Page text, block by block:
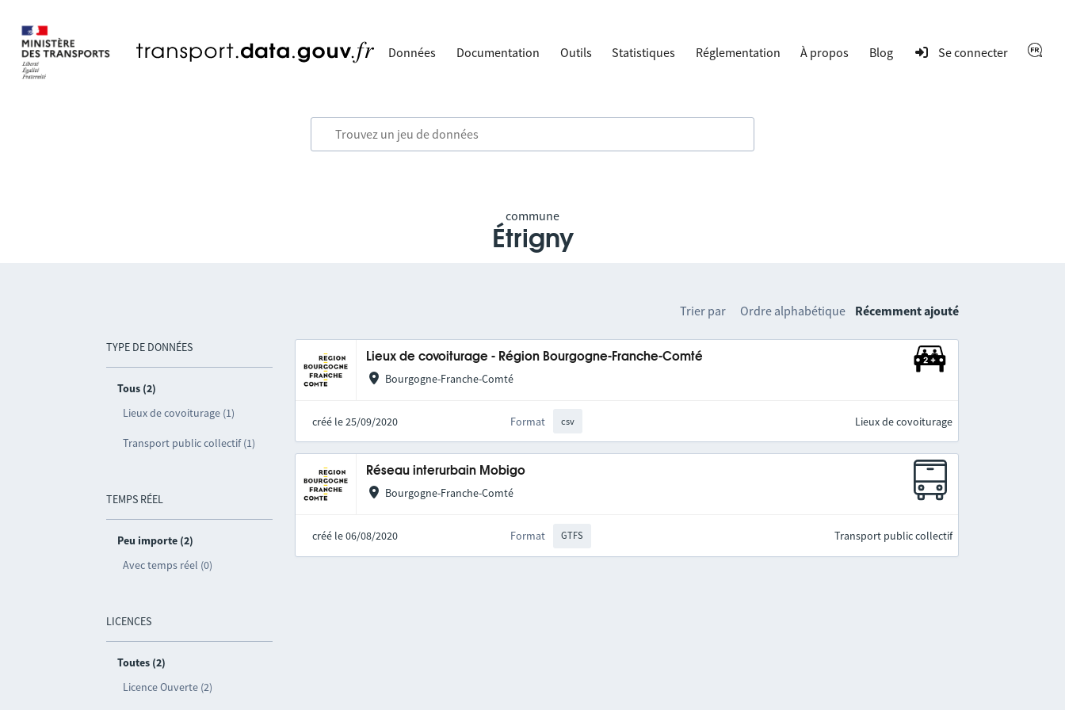
Données Documentation Outils Statistiques Réglementation À propos Blog Se connecter
commune
Étrigny
TYPE DE DONNÉES
Tous (2)
Lieux de covoiturage (1)
Transport public collectif (1)
TEMPS RÉEL
Peu importe (2)
Avec temps réel (0)
LICENCES
Toutes (2)
Licence Ouverte (2)
Trier par Ordre alphabétique Récemment ajouté
Lieux de covoiturage - Région Bourgogne-Franche-Comté
Bourgogne-Franche-Comté
créé le 25/09/2020 Format csv Lieux de covoiturage
Réseau interurbain Mobigo
Bourgogne-Franche-Comté
créé le 06/08/2020 Format GTFS Transport public collectif